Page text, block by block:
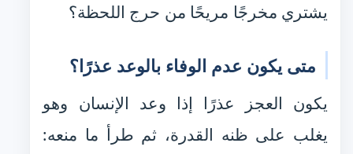
يشتري مخرجًا مريحًا من حرج اللحظة؟
متى يكون عدم الوفاء بالوعد عذرًا؟
يكون العجز عذرًا إذا وعد الإنسان وهو
يغلب على ظنه القدرة، ثم طرأ ما منعه: